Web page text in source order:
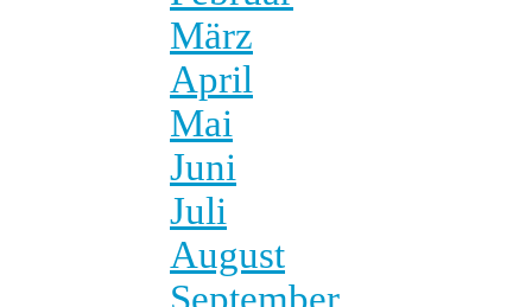
März
April
Mai
Juni
Juli
August